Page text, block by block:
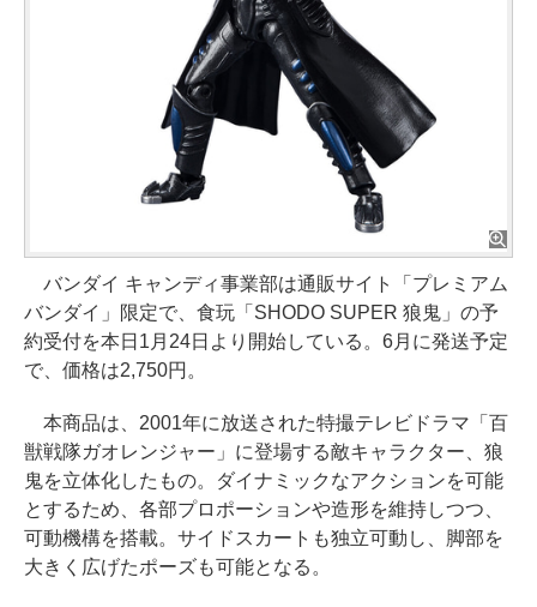
バンダイ キャンディ事業部は通販サイト「プレミアム
バンダイ」限定で、食玩「SHODO SUPER 狼鬼」の予
約受付を本日1月24日より開始している。6月に発送予定
で、価格は2,750円。
本商品は、2001年に放送された特撮テレビドラマ「百
獣戦隊ガオレンジャー」に登場する敵キャラクター、狼
鬼を立体化したもの。ダイナミックなアクションを可能
とするため、各部プロポーションや造形を維持しつつ、
可動機構を搭載。サイドスカートも独立可動し、脚部を
大きく広げたポーズも可能となる。